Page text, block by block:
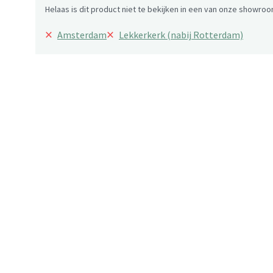
Helaas is dit product niet te bekijken in een van onze
× Amsterdam× Lekkerkerk (nabij Rotterdam)